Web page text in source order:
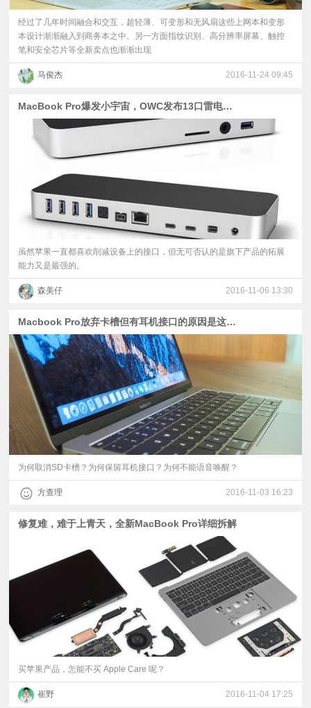
经过了几年时间融合和交互，超轻薄、可变形和无风扇这些上网本和变形
本设计渐渐融入到商务本之中。另一方面指纹识别、高分辨率屏幕、触控
笔和安全芯片等全新卖点也渐渐出现
马俊杰 2016-11-24 09:45
MacBook Pro爆发小宇宙，OWC发布13口雷电3扩展坞
虽然苹果一直都喜欢削减设备上的接口，但无可否认的是旗下产品的拓展
能力又是最强的。
森美仔 2016-11-06 13:30
Macbook Pro放弃卡槽但有耳机接口的原因是这个？
为何取消SD卡槽？为何保留耳机接口？为何不能语音唤醒？
方查理 2016-11-03 16:23
修复难，难于上青天，全新MacBook Pro详细拆解
买苹果产品，怎能不买 Apple Care 呢？
崔野 2016-11-04 17:25